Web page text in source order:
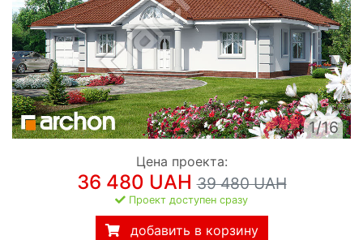
1/16
Цена проекта:
36 480 UAH39 480 UAH
Проект доступен сразу
добавить в корзину